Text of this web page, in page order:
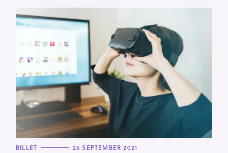
C
BILLET 25 SEPTEMBER 2021